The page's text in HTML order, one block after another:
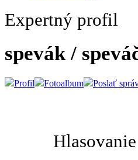
Expertný profil
spevák /
Profil Fotoalbum Poslať